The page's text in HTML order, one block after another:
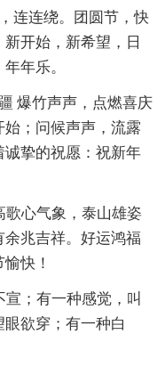
连连绕。团圆节，快
开始，新希望，日
年乐。
爆竹声声，点燃喜庆
；问候声声，流露
挚的祝愿：祝新年
歌心气象，泰山雄姿
兆吉祥。好运鸿福
快！
；有一种感觉，叫
欲穿；有一种白